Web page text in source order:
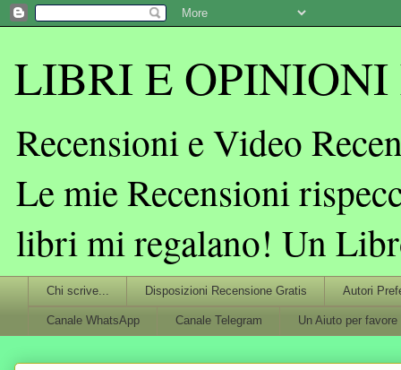
LIBRI E OPINIONI
Recensioni e Video
Le mie Recensioni
libri mi regalano! Un
Chi scrive... Disposizioni Recensione Gratis Autori
Canale WhatsApp Canale Telegram Un Aiuto per favore